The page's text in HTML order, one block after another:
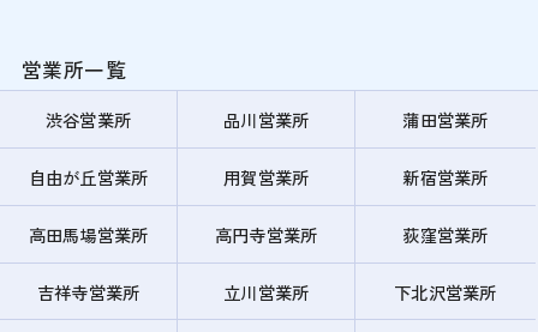
営業所一覧
渋谷営業所 品川営業所 蒲田営業所
自由が丘営業所 用賀営業所 新宿営業所
高田馬場営業所 高円寺営業所 荻窪営業所
吉祥寺営業所 立川営業所 下北沢営業所